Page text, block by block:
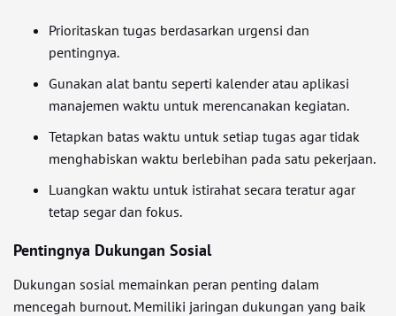
Prioritaskan tugas berdasarkan urgensi dan
pentingnya.
Gunakan alat bantu seperti kalender atau aplikasi
manajemen waktu untuk merencanakan kegiatan.
Tetapkan batas waktu untuk setiap tugas agar tidak
menghabiskan waktu berlebihan pada satu pekerjaan.
Luangkan waktu untuk istirahat secara teratur agar
tetap segar dan fokus.
Pentingnya Dukungan Sosial
Dukungan sosial memainkan peran penting dalam
mencegah burnout. Memiliki jaringan dukungan yang baik